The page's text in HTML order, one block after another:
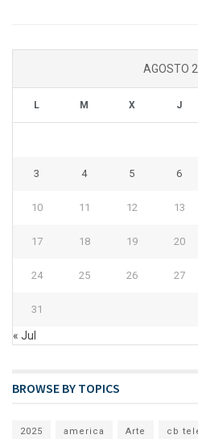
AGOSTO
L M X J
3 4 5 6
10 11 12 13
17 18 19 20
24 25 26 27
31
« Jul
BROWSE BY TOPICS
2025 america Arte cb